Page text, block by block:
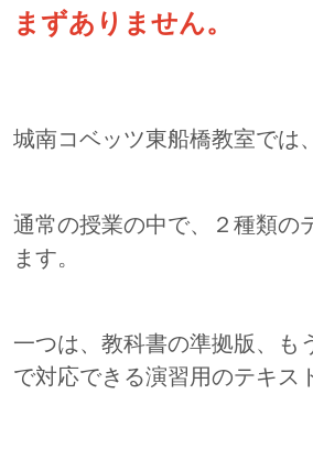
まずありません。
城南コベッツ東船橋教室では、
通常の授業の中で、２種類の
ます。
一つは、教科書の準拠版、も
で対応できる演習用のテキス